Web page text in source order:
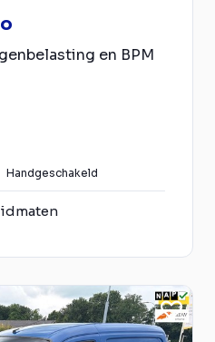
en BPM
Handgeschakeld